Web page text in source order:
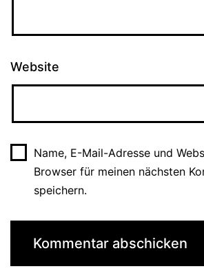
Website
Name, E-Mail-Adresse und
Browser für meinen nächsten
speichern.